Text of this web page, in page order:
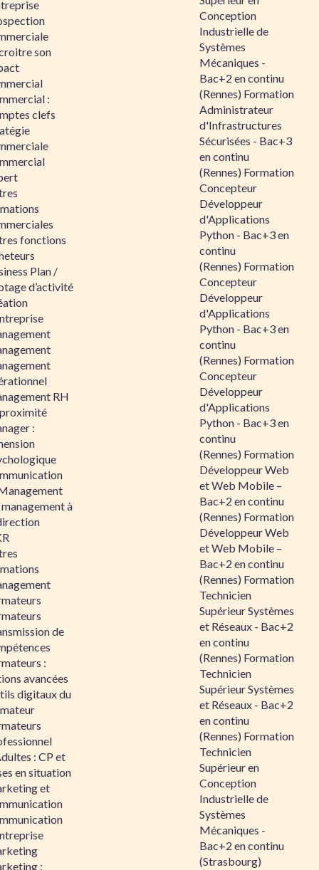
son
:
clefs
fonctions
Plan /
d’activité
RH
:
à
de
:
avancées
digitaux du
: CP et
en situation
et
:
Conception
Industrielle de
Systèmes
Mécaniques -
Bac+2 en continu
(Rennes) Formation
Administrateur
d'Infrastructures
Sécurisées - Bac+3
en continu
(Rennes) Formation
Concepteur
Développeur
d'Applications
Python - Bac+3 en
continu
(Rennes) Formation
Concepteur
Développeur
d'Applications
Python - Bac+3 en
continu
(Rennes) Formation
Concepteur
Développeur
d'Applications
Python - Bac+3 en
continu
(Rennes) Formation
Développeur Web
et Web Mobile –
Bac+2 en continu
(Rennes) Formation
Développeur Web
et Web Mobile –
Bac+2 en continu
(Rennes) Formation
Technicien
Supérieur Systèmes
et Réseaux - Bac+2
en continu
(Rennes) Formation
Technicien
Supérieur Systèmes
et Réseaux - Bac+2
en continu
(Rennes) Formation
Technicien
Supérieur en
Conception
Industrielle de
Systèmes
Mécaniques -
Bac+2 en continu
(Strasbourg)